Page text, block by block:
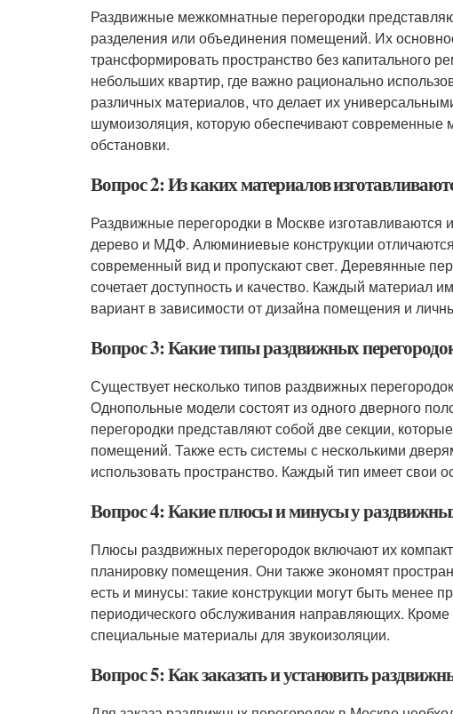
Раздвижные межкомнатные перегородки
разделения или объединения помещений. Их
трансформировать пространство без капитального
небольших квартир, где важно рационально
различных материалов, что делает их
шумоизоляция, которую обеспечивают современные
обстановки.
Вопрос 2: Из каких материалов
Раздвижные перегородки в Москве изготавливаются
дерево и МДФ. Алюминиевые конструкции
современный вид и пропускают свет. Деревянные
сочетает доступность и качество. Каждый материал
вариант в зависимости от дизайна помещения и
Вопрос 3: Какие типы раздвижных
Существует несколько типов раздвижных
Однопольные модели состоят из одного дверного
перегородки представляют собой две секции,
помещений. Также есть системы с несколькими
использовать пространство. Каждый тип имеет свои
Вопрос 4: Какие плюсы и минусы у
Плюсы раздвижных перегородок включают их
планировку помещения. Они также экономят
есть и минусы: такие конструкции могут быть менее
периодического обслуживания направляющих. Кроме
специальные материалы для звукоизоляции.
Вопрос 5: Как заказать и установить